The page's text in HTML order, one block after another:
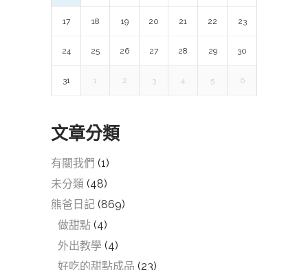
17 18 19 20 21 22 23
24 25 26 27 28 29 30
31 1 2 3 4 5 6
文章分類
有關我們 (1)
未分類 (48)
熊爸日記 (869)
做甜點 (4)
外出教學 (4)
好吃的甜點成品 (23)